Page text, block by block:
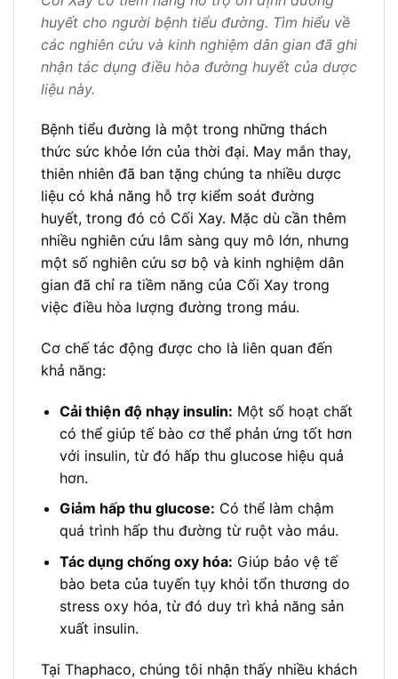
huyết cho người bệnh tiểu đường. Tìm hiểu về
các nghiên cứu và kinh nghiệm dân gian đã ghi
nhận tác dụng điều hòa đường huyết của dược
liệu này.
Bệnh tiểu đường là một trong những thách
thức sức khỏe lớn của thời đại. May mắn thay,
thiên nhiên đã ban tặng chúng ta nhiều dược
liệu có khả năng hỗ trợ kiểm soát đường
huyết, trong đó có Cối Xay. Mặc dù cần thêm
nhiều nghiên cứu lâm sàng quy mô lớn, nhưng
một số nghiên cứu sơ bộ và kinh nghiệm dân
gian đã chỉ ra tiềm năng của Cối Xay trong
việc điều hòa lượng đường trong máu.
Cơ chế tác động được cho là liên quan đến
khả năng:
Cải thiện độ nhạy insulin: Một số hoạt chất
có thể giúp tế bào cơ thể phản ứng tốt hơn
với insulin, từ đó hấp thu glucose hiệu quả
hơn.
Giảm hấp thu glucose: Có thể làm chậm
quá trình hấp thu đường từ ruột vào máu.
Tác dụng chống oxy hóa: Giúp bảo vệ tế
bào beta của tuyến tụy khỏi tổn thương do
stress oxy hóa, từ đó duy trì khả năng sản
xuất insulin.
Tại Thaphaco, chúng tôi nhận thấy nhiều khách